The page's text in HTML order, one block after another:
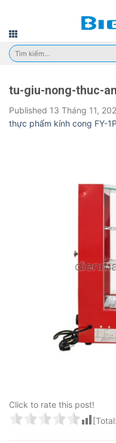
content
Tìm
kiếm:
tu-giu-nong-thuc-
Published 13 Tháng 11,
thực phẩm kính cong FY-1P
Click to rate this post!
[Total: